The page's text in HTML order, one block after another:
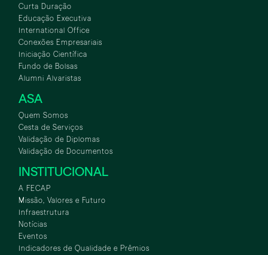
Curta Duração
Educação Executiva
International Office
Conexões Empresariais
Iniciação Científica
Fundo de Bolsas
Alumni Alvaristas
ASA
Quem Somos
Cesta de Serviços
Validação de Diplomas
Validação de Documentos
INSTITUCIONAL
A FECAP
Missão, Valores e Futuro
Infraestrutura
Notícias
Eventos
Indicadores de Qualidade e Prêmios